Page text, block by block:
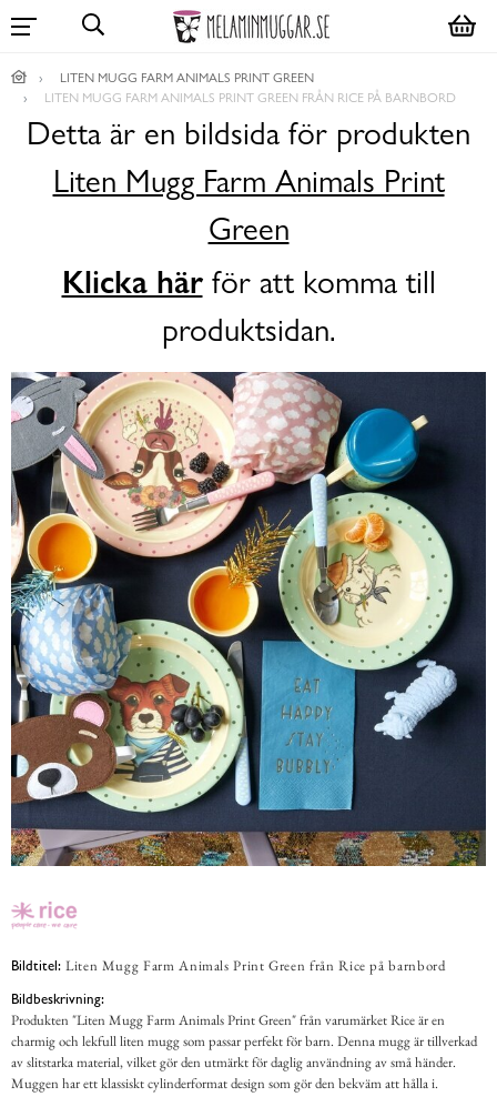
LITEN MUGG FARM ANIMALS PRINT GREEN
LITEN MUGG FARM ANIMALS PRINT GREEN FRÅN RICE PÅ BARNBORD
Detta är en bildsida för produkten
Liten Mugg Farm Animals Print
Green
Klicka härför att komma till
produktsidan.
Bildtitel: Liten Mugg Farm Animals Print Green från Rice på barnbord
Bildbeskrivning:
Produkten "Liten Mugg Farm Animals Print Green" från varumärket Rice är en
charmig och lekfull liten mugg som passar perfekt för barn. Denna mugg är tillverkad
av slitstarka material, vilket gör den utmärkt för daglig användning av små händer.
Muggen har ett klassiskt cylinderformat design som gör den bekväm att hålla i.